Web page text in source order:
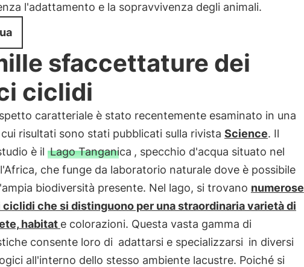
l'adattamento e la sopravvivenza degli animali.
sfaccettature dei
ciclidi
caratteriale è stato recentemente esaminato in una
risultati sono stati pubblicati sulla rivista Science. Il
è il Lago Tanganica , specchio d'acqua situato nel
che funge da laboratorio naturale dove è possibile
biodiversità presente. Nel lago, si trovano numerose
ciclidi che si distinguono per una straordinaria varietà di
habitat e colorazioni. Questa vasta gamma di
consente loro di adattarsi e specializzarsi in diversi
all'interno dello stesso ambiente lacustre. Poiché si